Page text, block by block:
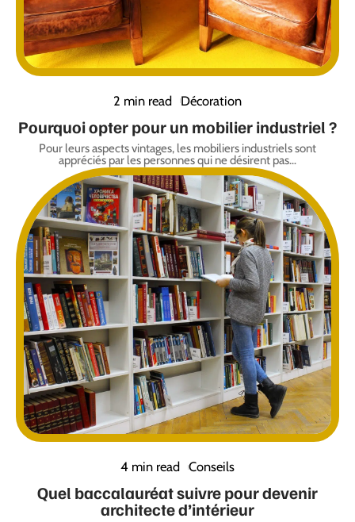
2 min read Décoration
Pourquoi opter pour un mobilier industriel ?
Pour leurs aspects vintages, les mobiliers industriels sont
appréciés par les personnes qui ne désirent pas…
4 min read Conseils
Quel baccalauréat suivre pour devenir
architecte d’intérieur